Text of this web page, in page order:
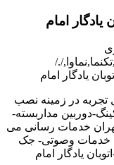
یادگار امام
./
یادگار امام
در زمینه نصب
دوربین مداربسته-
تهران خدمات رسانی می
خدمات وصوتی- جک
یادگار امام